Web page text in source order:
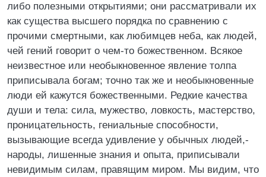
либо полезными открытиями; они рассматривали их
как существа высшего порядка по сравнению с
прочими смертными, как любимцев неба, как людей,
чей гений говорит о чем-то божественном. Всякое
неизвестное или необыкновенное явление толпа
приписывала богам; точно так же и необыкновенные
люди ей кажутся божественными. Редкие качества
души и тела: сила, мужество, ловкость, мастерство,
проницательность, гениальные способности,
вызывающие всегда удивление у обычных людей,-
народы, лишенные знания и опыта, приписывали
невидимым силам, правящим миром. Мы видим, что